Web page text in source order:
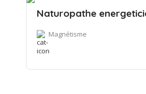
Naturopathe
Magnétisme